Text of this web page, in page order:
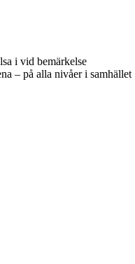
i vid bemärkelse
– på alla nivåer i samhället